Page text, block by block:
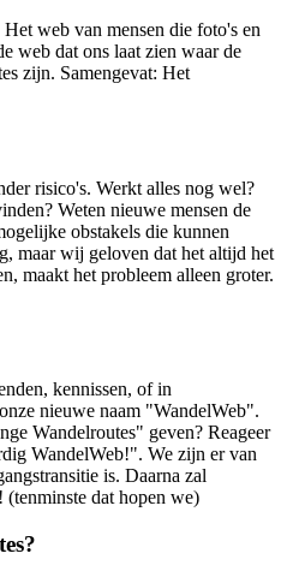
web van mensen die foto's en
web dat ons laat zien waar de
zijn. Samengevat: Het
risico's. Werkt alles nog wel?
Weten nieuwe mensen de
obstakels die kunnen
maar wij geloven dat het altijd het
maakt het probleem alleen groter.
kennissen, of in
nieuwe naam "WandelWeb".
Wandelroutes" geven? Reageer
WandelWeb!". We zijn er van
is. Daarna zal
dat hopen we)